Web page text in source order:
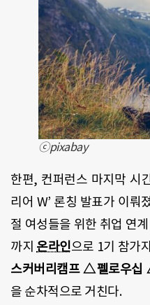
ⓒpixabay
한편, 컨퍼런스 마지막 시
리어 W’ 론칭 발표가 이뤄
절 여성들을 위한 취업 연
까지 온라인으로 1기 참가
스커버리캠프 △펠로우십
을 순차적으로 거친다.